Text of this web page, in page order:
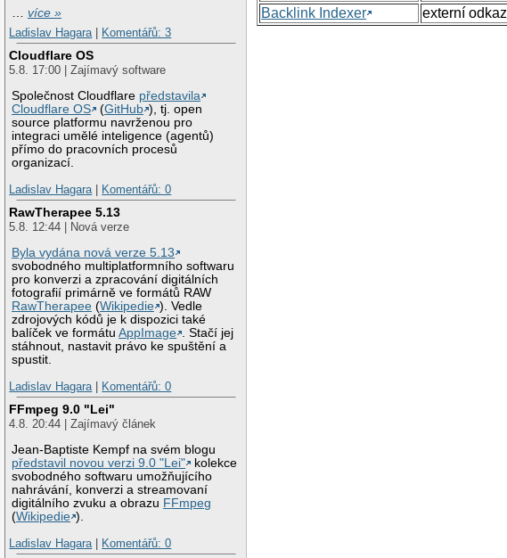
…více »
Ladislav Hagara
Komentářů: 3
Cloudflare OS
5.8. 17:00 | Zajímavý software
Společnost Cloudflare představila
Cloudflare OS
(GitHub ), tj. open
source platformu navrženou pro
integraci umělé inteligence (agentů)
přímo do pracovních procesů
organizací.
Ladislav Hagara
Komentářů: 0
RawTherapee 5.13
5.8. 12:44 | Nová verze
Byla vydána nová verze 5.13
svobodného multiplatformního softwaru
pro konverzi a zpracování digitálních
fotografií primárně ve formátů RAW
RawTherapee (Wikipedie ). Vedle
zdrojových kódů je k dispozici také
balíček ve formátuAppImage . Stačí jej
stáhnout, nastavit právo ke spuštění a
spustit.
Ladislav Hagara
Komentářů: 0
FFmpeg 9.0 "Lei"
4.8. 20:44 | Zajímavý článek
Jean-Baptiste Kempf na svém blogu
představil novou verzi 9.0 "Lei"
kolekce
svobodného softwaru umožňujícího
nahrávání, konverzi a streamovaní
digitálního zvuku a obrazu FFmpeg
(Wikipedie ).
Ladislav Hagara
Komentářů: 0
Backlink Indexer
externí odkaz